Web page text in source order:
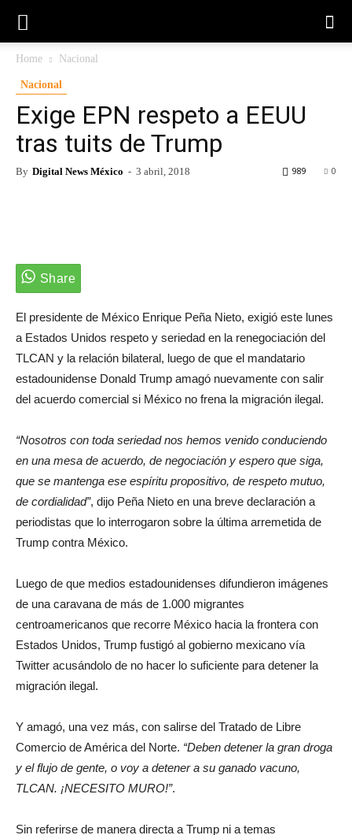
Home Nacional
Nacional
Exige EPN respeto a EEUU
tras tuits de Trump
By Digital News México - 3 abril, 2018 0
989
El presidente de México Enrique Peña Nieto, exigió este lunes
a Estados Unidos respeto y seriedad en la renegociación del
TLCAN y la relación bilateral, luego de que el mandatario
estadounidense Donald Trump amagó nuevamente con salir
del acuerdo comercial si México no frena la migración ilegal.
“Nosotros con toda seriedad nos hemos venido conduciendo
en una mesa de acuerdo, de negociación y espero que siga,
que se mantenga ese espíritu propositivo, de respeto mutuo,
de cordialidad”, dijo Peña Nieto en una breve declaración a
periodistas que lo interrogaron sobre la última arremetida de
Trump contra México.
Luego de que medios estadounidenses difundieron imágenes
de una caravana de más de 1.000 migrantes
centroamericanos que recorre México hacia la frontera con
Estados Unidos, Trump fustigó al gobierno mexicano vía
Twitter acusándolo de no hacer lo suficiente para detener la
migración ilegal.
Y amagó, una vez más, con salirse del Tratado de Libre
Comercio de América del Norte. “Deben detener la gran droga
y el flujo de gente, o voy a detener a su ganado vacuno,
TLCAN. ¡NECESITO MURO!”.
Sin referirse de manera directa a Trump ni a temas